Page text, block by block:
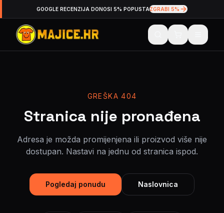
GOOGLE RECENZIJA DONOSI 5% POPUSTAZGRABI 5%
GREŠKA 404
Stranica nije pronađena
Adresa je možda promijenjena ili proizvod više nije
dostupan. Nastavi na jednu od stranica ispod.
Pogledaj ponudu Naslovnica